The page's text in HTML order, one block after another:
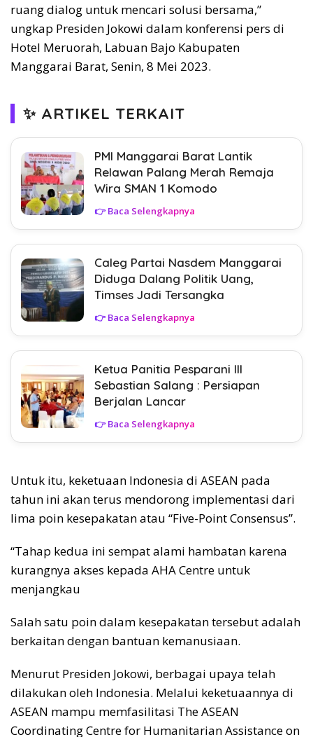
ruang dialog untuk mencari solusi bersama,”
ungkap Presiden Jokowi dalam konferensi pers di
Hotel Meruorah, Labuan Bajo Kabupaten
Manggarai Barat, Senin, 8 Mei 2023.
✨ ARTIKEL TERKAIT
PMI Manggarai Barat Lantik
Relawan Palang Merah Remaja
Wira SMAN 1 Komodo
👉 Baca Selengkapnya
Caleg Partai Nasdem Manggarai
Diduga Dalang Politik Uang,
Timses Jadi Tersangka
👉 Baca Selengkapnya
Ketua Panitia Pesparani III
Sebastian Salang : Persiapan
Berjalan Lancar
👉 Baca Selengkapnya
Untuk itu, keketuaan Indonesia di ASEAN pada
tahun ini akan terus mendorong implementasi dari
lima poin kesepakatan atau “Five-Point Consensus”.
“Tahap kedua ini sempat alami hambatan karena
kurangnya akses kepada AHA Centre untuk
menjangkau
Salah satu poin dalam kesepakatan tersebut adalah
berkaitan dengan bantuan kemanusiaan.
Menurut Presiden Jokowi, berbagai upaya telah
dilakukan oleh Indonesia. Melalui keketuaannya di
ASEAN mampu memfasilitasi The ASEAN
Coordinating Centre for Humanitarian Assistance on